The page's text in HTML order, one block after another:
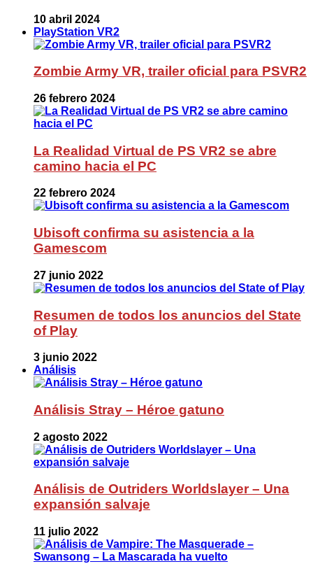
10 abril 2024
PlayStation VR2
Zombie Army VR, trailer oficial para PSVR2
26 febrero 2024
La Realidad Virtual de PS VR2 se abre
camino hacia el PC
22 febrero 2024
Ubisoft confirma su asistencia a la
Gamescom
27 junio 2022
Resumen de todos los anuncios del State
of Play
3 junio 2022
Análisis
Análisis Stray – Héroe gatuno
2 agosto 2022
Análisis de Outriders Worldslayer – Una
expansión salvaje
11 julio 2022